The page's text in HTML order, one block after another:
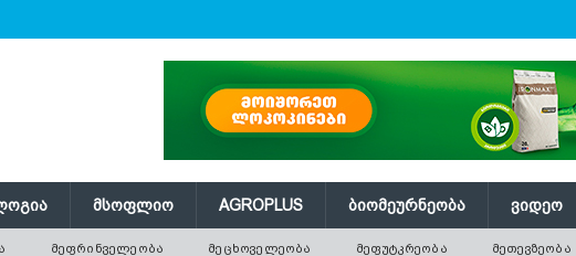
ᲛᲡᲝᲤᲚᲘᲝ AGROPLUS ᲑᲘᲝᲛᲔᲣᲠᲜᲔᲝᲑᲐ ᲕᲘᲓᲔᲝ
ᲛᲔᲤᲠᲘᲜᲕᲔᲚᲔᲝᲑᲐ ᲛᲔᲪᲮᲝᲕᲔᲚᲔᲝᲑᲐ ᲛᲔᲤᲣᲢᲙᲠᲔᲝᲑᲐ ᲛᲔᲗᲔᲕᲖᲔᲝᲑᲐ